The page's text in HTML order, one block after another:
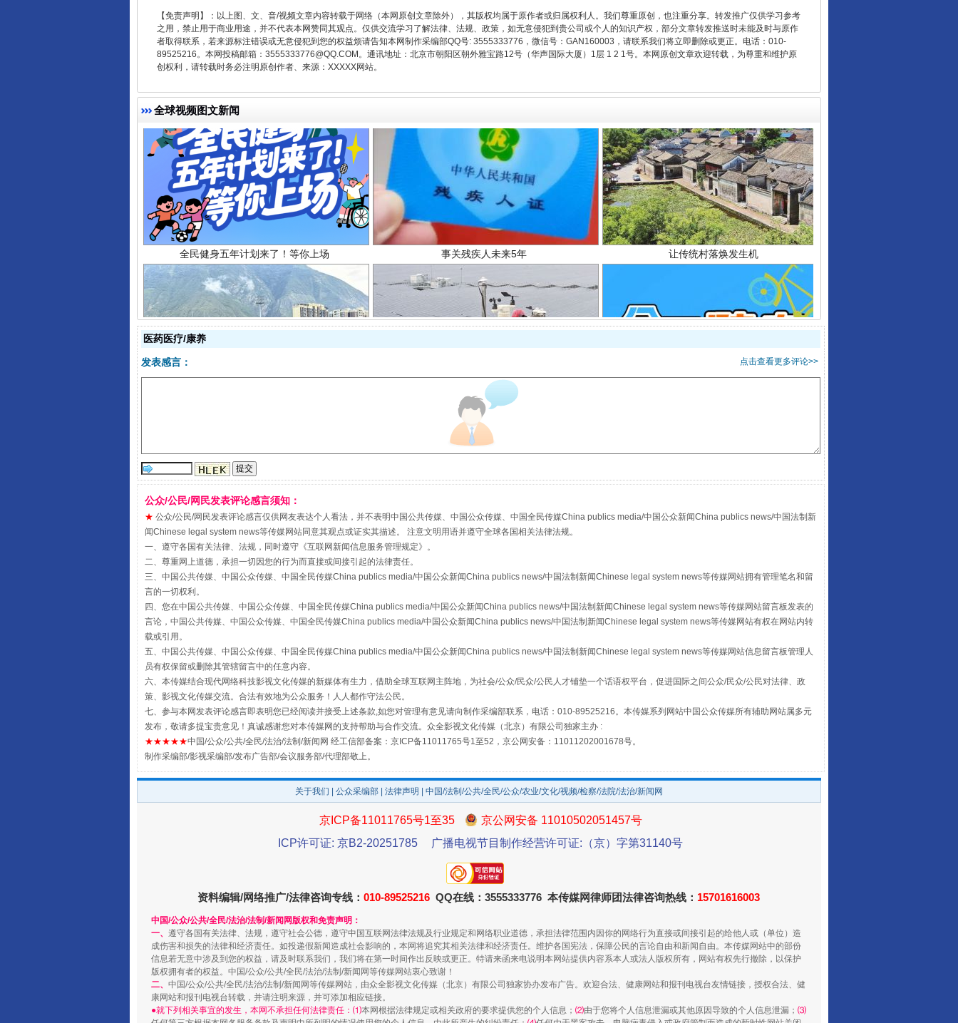
【免责声明】：以上图、文、音/视频文章内容转载于网络（本网原创文章除外），其版权均属于原作者或归属权利人。我们尊重原创，也注重分享。转发推广仅供学习参考
之用，禁止用于商业用途，并不代表本网赞同其观点。仅供交流学习了解法律、法规、政策，如无意侵犯到贵公司或个人的知识产权，部分文章转发推送时未能及时与原作
者取得联系，若来源标注错误或无意侵犯到您的权益烦请告知本网制作采编部QQ号: 3555333776，微信号：GAN160003，请联系我们将立即删除或更正。电话：010-
89525216。本网投稿邮箱：3555333776@QQ.COM。通讯地址：北京市朝阳区朝外雅宝路12号（华声国际大厦）1层 1 2 1号。本网原创文章欢迎转载，为尊重和维护原
创权利，请转载时务必注明原创作者、来源：XXXXX网站。
全球视频图文新闻
全民健身五年计划来了！等你上场 事关残疾人未来5年 让传统村落焕发生机
走走走！国家喊你健身啦
国家大学科技园优化重塑工作
扯下公款旅游的“隐身衣” 如何以同查同治破解风腐交织难题
“蜀中异人”王建安的艺术幻境
医药医疗/康养
点击查看更多评论>>
发表感言：
公众/公民/网民发表评论感言须知：
★ 公众/公民/网民发表评论感言仅供网友表达个人看法，并不表明中国公共传媒、中国公众传媒、中国全民传媒China publics media/中国公众新闻China publics news/中国法制新
闻Chinese legal system news等传媒网站同意其观点或证实其描述。 注意文明用语并遵守全球各国相关法律法规。
一、遵守各国有关法律、法规，同时遵守《互联网新闻信息服务管理规定》。
二、尊重网上道德，承担一切因您的行为而直接或间接引起的法律责任。
三、中国公共传媒、中国公众传媒、中国全民传媒China publics media/中国公众新闻China publics news/中国法制新闻Chinese legal system news等传媒网站拥有管理笔名和留
言的一切权利。
四、您在中国公共传媒、中国公众传媒、中国全民传媒China publics media/中国公众新闻China publics news/中国法制新闻Chinese legal system news等传媒网站留言板发表的
言论，中国公共传媒、中国公众传媒、中国全民传媒China publics media/中国公众新闻China publics news/中国法制新闻Chinese legal system news等传媒网站有权在网站内转
载或引用。
五、中国公共传媒、中国公众传媒、中国全民传媒China publics media/中国公众新闻China publics news/中国法制新闻Chinese legal system news等传媒网站信息留言板管理人
员有权保留或删除其管辖留言中的任意内容。
六、本传媒结合现代网络科技影视文化传媒的新媒体有生力，借助全球互联网主阵地，为社会/公众/民众/公民人才铺垫一个话语权平台，促进国际之间公众/民众/公民对法律、政
策、影视文化传媒交流。合法有效地为公众服务！人人都作守法公民。
七、参与本网发表评论感言即表明您已经阅读并接受上述条款,如您对管理有意见请向制作采编部联系，电话：010-89525216。本传媒系列网站中国公众传媒所有辅助网站属多元
发布，敬请多提宝贵意见！真诚感谢您对本传媒网的支持帮助与合作交流。众全影视文化传媒（北京）有限公司独家主办 :
★★★★★中国/公众/公共/全民/法治/法制/新闻网 经工信部备案：京ICP备11011765号1至52，京公网安备：11011202001678号。
制作采编部/影视采编部/发布广告部/会议服务部/代理部敬上。
关于我们 公众采编部 法律声明 | 中国/法制/公共/全民/公众/农业/文化/视频/检察/法院/法治/新闻网
京ICP备11011765号1至35
京公网安备 11010502051457号
ICP许可证: 京B2-20251785
广播电视节目制作经营许可证:（京）字第31140号
资料编辑/网络推广/法律咨询专线： 010-89525216 QQ在线：3555333776 本传媒网律师团法律咨询热线： 15701616003
中国/公众/公共/全民/法治/法制/新闻网版权和免责声明：
一、 遵守各国有关法律、法规，遵守社会公德，遵守中国互联网法律法规及行业规定和网络职业道德，承担法律范围内因你的网络行为直接或间接引起的给他人或（单位）造
成伤害和损失的法律和经济责任。如投递假新闻造成社会影响的，本网将追究其相关法律和经济责任。维护各国宪法，保障公民的言论自由和新闻自由。本传媒网站中的部份
信息若无意中涉及到您的权益，请及时联系我们，我们将在第一时间作出反映或更正。特请来函来电说明本网站提供内容系本人或法人版权所有，网站有权先行撤除，以保护
版权拥有者的权益。中国/公众/公共/全民/法治/法制/新闻网等传媒网站衷心致谢！
二、 中国/公众/公共/全民/法治/法制/新闻网等传媒网站，由众全影视文化传媒（北京）有限公司独家协办发布广告。欢迎合法、健康网站和报刊电视台友情链接，授权合法、健
康网站和报刊电视台转载，并请注明来源，并可添加相应链接。
●就下列相关事宜的发生，本网不承担任何法律责任：⑴本网根据法律规定或相关政府的要求提供您的个人信息； ⑵由于您将个人信息泄漏或其他原因导致的个人信息泄漏； ⑶